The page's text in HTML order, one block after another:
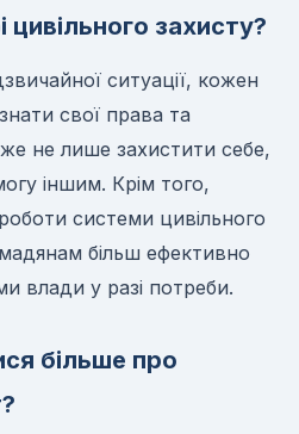
захисту?
ситуації, кожен
свої права та
не лише захистити себе,
іншим. Крім того,
системи цивільного
більш ефективно
влади у разі потреби.
більше про